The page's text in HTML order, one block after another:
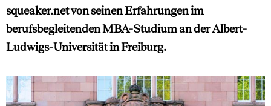
squeaker.net von seinen Erfahrungen im
berufsbegleitenden MBA-Studium an der Albert-
Ludwigs-Universität in Freiburg.